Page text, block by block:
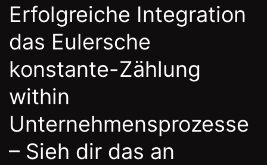
Erfolgreiche Integration
das Eulersche
konstante-Zählung
within
Unternehmensprozesse
– Sieh dir das an